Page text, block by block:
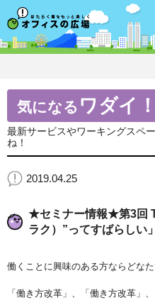
オフィスの広場
気になる ワダイ！
最新サービスやワーキングスペ
ね！
2019.04.25
★セミナー情報★第3回
ラク）”ってすばらしい
働くことに興味のある方ならどなた
「働き方改革」、「働き方改革」、